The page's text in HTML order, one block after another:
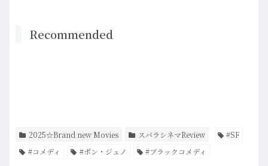
Recommended
2025☆Brand new Movies スバラシネマReview
#SF
#コメディ
#ポン・ジュノ #ブラックコメディ